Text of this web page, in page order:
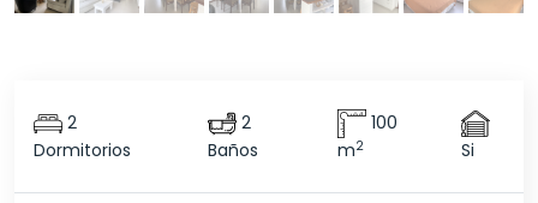
2
Dormitorios
2
Baños
100
m2 Si